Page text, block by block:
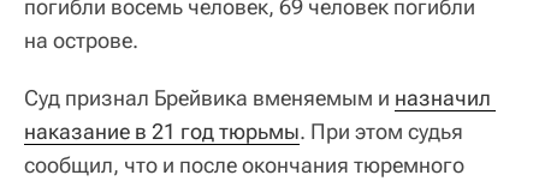
погибли восемь человек, 69 человек погибли
на острове.
Суд признал Брейвика вменяемым и назначил
наказание в 21 год тюрьмы. При этом судья
сообщил, что и после окончания тюремного